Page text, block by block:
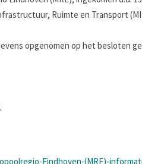
Ruimte en Transport
opgenomen op het besloten
Eindhoven-(MRE)-